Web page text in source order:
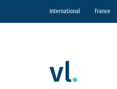
International France